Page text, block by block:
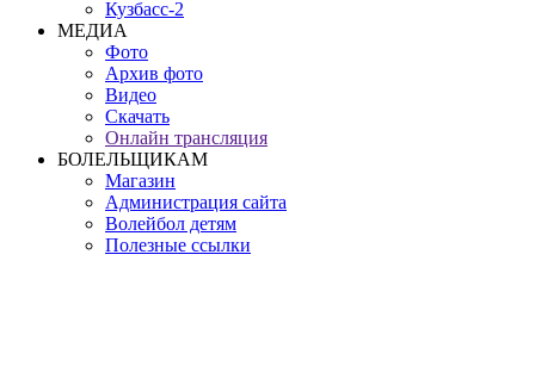
Кузбасс-2
МЕДИА
Фото
Архив фото
Видео
Скачать
Онлайн трансляция
БОЛЕЛЬЩИКАМ
Магазин
Администрация сайта
Волейбол детям
Полезные ссылки